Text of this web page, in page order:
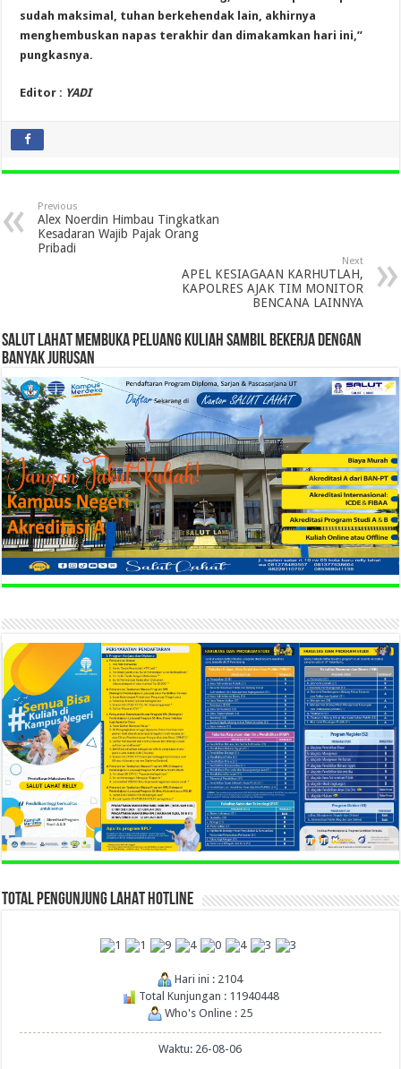
sudah maksimal, tuhan berkehendak lain, akhirnya
menghembuskan napas terakhir dan dimakamkan hari ini,”
pungkasnya.
Editor : YADI
Previous
Alex Noerdin Himbau Tingkatkan
Kesadaran Wajib Pajak Orang
Pribadi
Next
APEL KESIAGAAN KARHUTLAH,
KAPOLRES AJAK TIM MONITOR
BENCANA LAINNYA
SALUT LAHAT MEMBUKA PELUANG KULIAH SAMBIL BEKERJA DENGAN
BANYAK JURUSAN
TOTAL PENGUNJUNG LAHAT HOTLINE
Hari ini : 2104
Total Kunjungan : 11940448
Who's Online : 25
Waktu: 26-08-06